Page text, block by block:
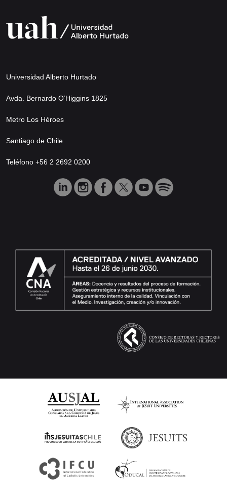
Universidad Alberto Hurtado
Avda. Bernardo O’Higgins 1825
Metro Los Héroes
Santiago de Chile
Teléfono +56 2 2692 0200